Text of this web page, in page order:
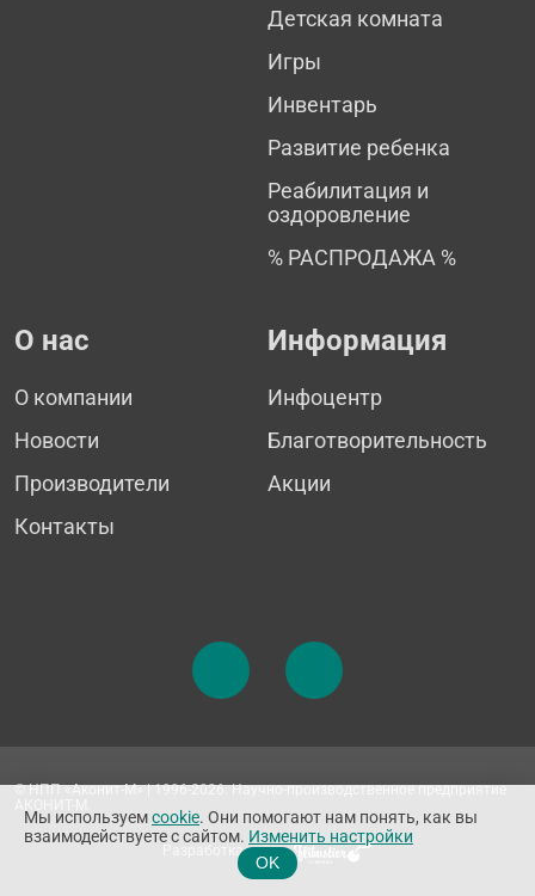
Детская комната
Игры
Инвентарь
Развитие ребенка
Реабилитация и
оздоровление
% РАСПРОДАЖА %
О нас
О компании
Новости
Производители
Контакты
Информация
Инфоцентр
Благотворительность
Акции
© НПП «Аконит-М» | 1996-2026. Научно-производственное предприятие
Разработка сайта
Мы используемcookie. Они помогают нам понять, как вы
взаимодействуете с сайтом. Изменить настройки
OK